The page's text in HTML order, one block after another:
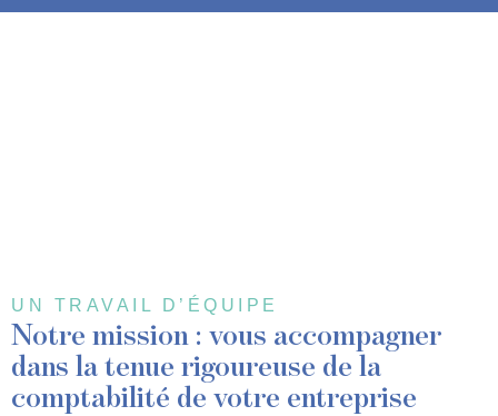
UN TRAVAIL D’ÉQUIPE
Notre mission : vous accompagner
dans la tenue rigoureuse de la
comptabilité de votre entreprise